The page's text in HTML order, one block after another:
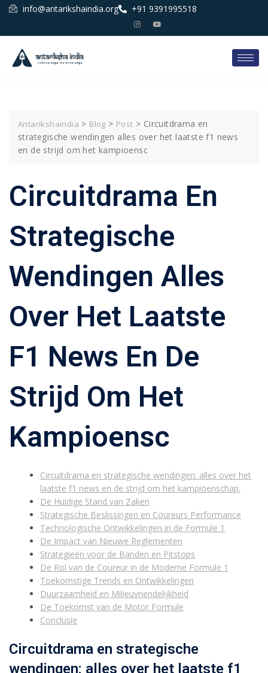
info@antarikshaindia.org +91 9391995518
Antarikshaindia > Blog > Post > Circuitdrama en
strategische wendingen alles over het laatste f1 news
en de strijd om het kampioensc
Circuitdrama En
Strategische
Wendingen Alles
Over Het Laatste
F1 News En De
Strijd Om Het
Kampioensc
Circuitdrama en strategische wendingen: alles over het
laatste f1 news en de strijd om het kampioenschap.
De Huidige Stand van Zaken
Strategische Beslissingen en Coureurs Performance
Technologische Ontwikkelingen in de Formule 1
De Impact van Nieuwe Reglementen
Strategieën voor de Banden en Pitstops
De Rol van de Coureur in de Moderne Formule 1
Toekomstige Trends en Ontwikkelingen
Duurzaamheid en Milieuvriendelijkheid
De Toekomst van de Motor Formule
Conclusie
Circuitdrama en strategische
wendingen: alles over het laatste f1